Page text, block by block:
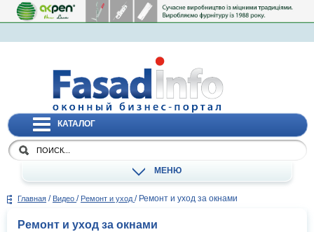
КАТАЛОГ
МЕНЮ
Главная / Видео / Ремонт и уход / Ремонт и уход за окнами
Ремонт и уход за окнами